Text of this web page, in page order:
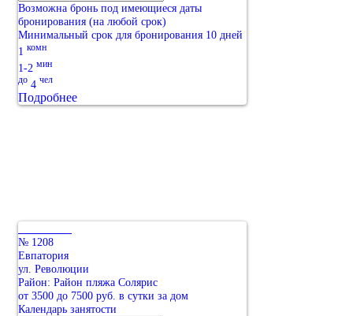
Возможна бронь под имеющиеся даты
бронирования (на любой срок)
Минимальный срок для бронирования 10 дней
1 комн
1-2 мин
до 4 чел
Подробнее
№ 1208
Евпатория
ул. Революции
Район: Район пляжа Солярис
от 3500 до 7500 руб. в сутки за дом
Календарь занятости